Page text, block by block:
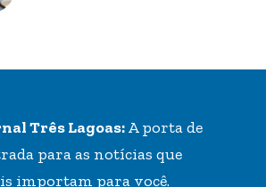
Três Lagoas:A porta de
para as notícias que
importam para você.